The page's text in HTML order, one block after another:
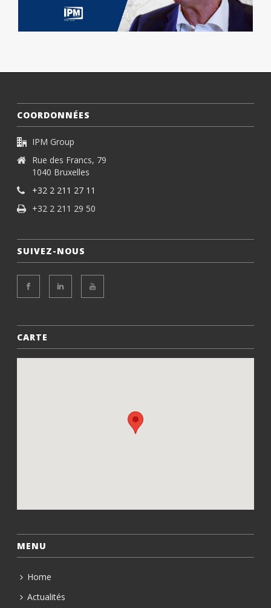
COORDONNÉES
IPM Group
Rue des Francs, 79
1040 Bruxelles
+32 2 211 27 11
+32 2 211 29 50
SUIVEZ-NOUS
CARTE
MENU
Home
Actualités